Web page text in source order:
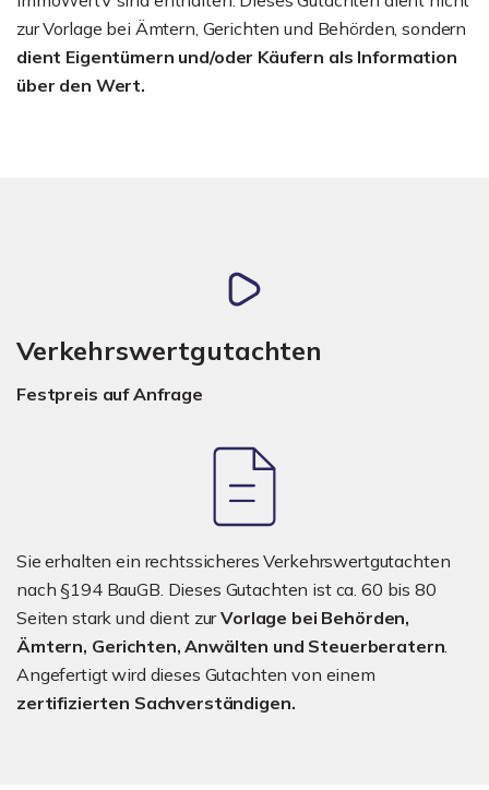
zur Vorlage bei Ämtern, Gerichten und Behörden, sondern
dient Eigentümern und/oder Käufern als Information
über den Wert.
Verkehrswertgutachten
Festpreis auf Anfrage
Sie erhalten ein rechtssicheres Verkehrswertgutachten
nach §194 BauGB. Dieses Gutachten ist ca. 60 bis 80
Seiten stark und dient zurVorlage bei Behörden,
Ämtern, Gerichten, Anwälten und Steuerberatern
Angefertigt wird dieses Gutachten von einem
zertifizierten Sachverständigen.